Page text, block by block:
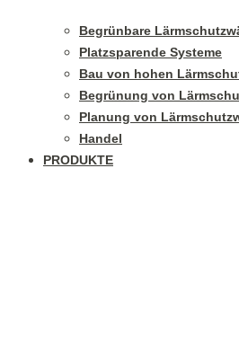
Begrünbare
Platzsparende Systeme
Bau von hohen
Begrünung von
Planung von
Handel
PRODUKTE